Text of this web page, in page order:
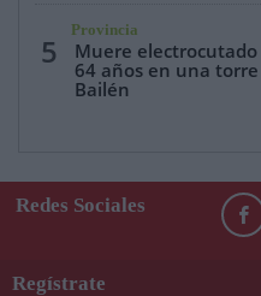
5
Provincia
Muere
64 años en una
Bailén
Redes Sociales
Regístrate